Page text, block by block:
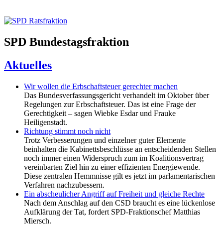
SPD Bundestagsfraktion
Aktuelles
Wir wollen die Erbschaftsteuer gerechter machen
Das Bundesverfassungsgericht verhandelt im Oktober über
Regelungen zur Erbschaftsteuer. Das ist eine Frage der
Gerechtigkeit – sagen Wiebke Esdar und Frauke
Heiligenstadt.
Richtung stimmt noch nicht
Trotz Verbesserungen und einzelner guter Elemente
beinhalten die Kabinettsbeschlüsse an entscheidenden Stellen
noch immer einen Widerspruch zum im Koalitionsvertrag
vereinbarten Ziel hin zu einer effizienten Energiewende.
Diese zentralen Hemmnisse gilt es jetzt im parlamentarischen
Verfahren nachzubessern.
Ein abscheulicher Angriff auf Freiheit und gleiche Rechte
Nach dem Anschlag auf den CSD braucht es eine lückenlose
Aufklärung der Tat, fordert SPD-Fraktionschef Matthias
Miersch.